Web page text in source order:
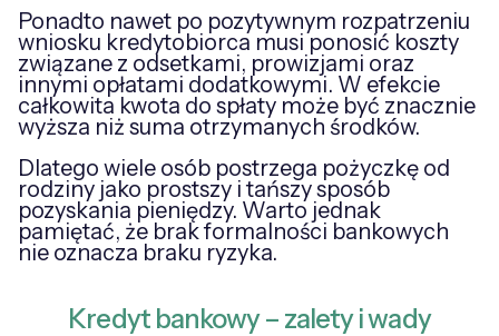
Ponadto nawet po pozytywnym rozpatrzeniu
wniosku kredytobiorca musi ponosić koszty
związane z odsetkami, prowizjami oraz
innymi opłatami dodatkowymi. W efekcie
całkowita kwota do spłaty może być znacznie
wyższa niż suma otrzymanych środków.
Dlatego wiele osób postrzega pożyczkę od
rodziny jako prostszy i tańszy sposób
pozyskania pieniędzy. Warto jednak
pamiętać, że brak formalności bankowych
nie oznacza braku ryzyka.
Kredyt bankowy – zalety i wady